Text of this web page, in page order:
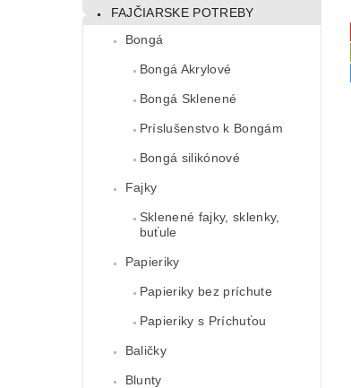
FAJČIARSKE POTREBY
Bongá
Bongá Akrylové
Bongá Sklenené
Príslušenstvo k Bongám
Bongá silikónové
Fajky
Sklenené fajky, sklenky,
buťule
Papieriky
Papieriky bez príchute
Papieriky s Príchuťou
Baličky
Blunty